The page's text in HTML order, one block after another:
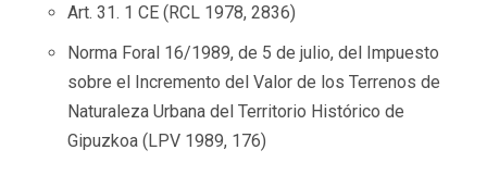
Art. 31. 1 CE (RCL 1978, 2836)
Norma Foral 16/1989, de 5 de julio, del Impuesto
sobre el Incremento del Valor de los Terrenos de
Naturaleza Urbana del Territorio Histórico de
Gipuzkoa (LPV 1989, 176)